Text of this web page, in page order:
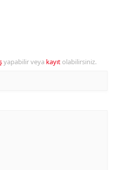
yapabilir veya kayıt olabilirsiniz.